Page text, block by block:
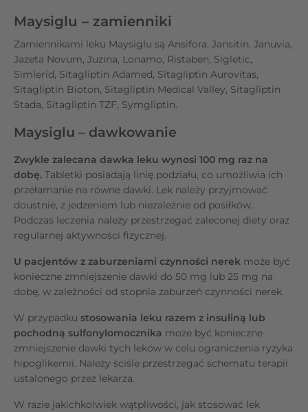
Maysiglu – zamienniki
Zamiennikami leku Maysiglu są Ansifora, Jansitin, Januvia,
Jazeta Novum, Juzina, Lonamo, Ristaben, Sigletic,
Simlerid, Sitagliptin Adamed, Sitagliptin Aurovitas,
Sitagliptin Bioton, Sitagliptin Medical Valley, Sitagliptin
Stada, Sitagliptin TZF, Symgliptin.
Maysiglu – dawkowanie
Zwykle zalecana dawka leku wynosi 100 mg raz na
dobę. Tabletki posiadają linię podziału, co umożliwia ich
przełamanie na równe dawki. Lek należy przyjmować
doustnie, z jedzeniem lub niezależnie od posiłków.
Podczas leczenia należy przestrzegać zaleconej diety oraz
regularnej aktywności fizycznej.
U pacjentów z zaburzeniami czynności nerek może być
konieczne zmniejszenie dawki do 50 mg lub 25 mg na
dobę, w zależności od stopnia zaburzeń czynności nerek.
W przypadku stosowania leku razem z insuliną lub
pochodną sulfonylomocznika może być konieczne
zmniejszenie dawki tych leków w celu ograniczenia ryzyka
hipoglikemii. Należy ściśle przestrzegać schematu terapii
ustalonego przez lekarza.
W razie jakichkolwiek wątpliwości, jak stosować lek